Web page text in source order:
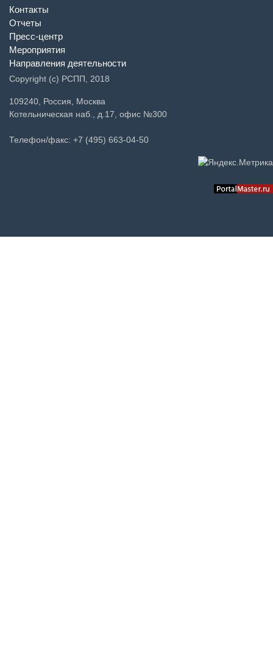
Контакты
Отчеты
Пресс-центр
Мероприятия
Направления деятельности
Copyright (c) РСПП, 2018
109240, Россия, Москва
Котельническая наб., д.17, офис №300
Телефон/факс: +7 (495) 663-04-50